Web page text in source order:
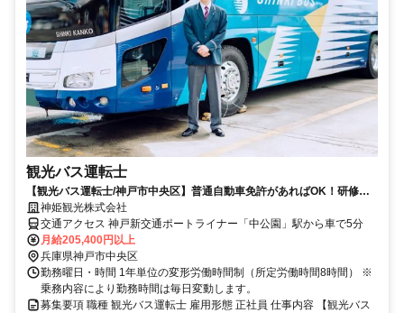
観光バス運転士
【観光バス運転士/神戸市中央区】普通自動車免許があればOK！研修体
制充実！未経験でも大丈夫！
神姫観光株式会社
交通アクセス 神戸新交通ポートライナー「中公園」駅から車で5分
月給205,400円以上
兵庫県神戸市中央区
勤務曜日・時間 1年単位の変形労働時間制（所定労働時間8時間） ※
乗務内容により勤務時間は毎日変動します。
募集要項 職種 観光バス運転士 雇用形態 正社員 仕事内容 【観光バス